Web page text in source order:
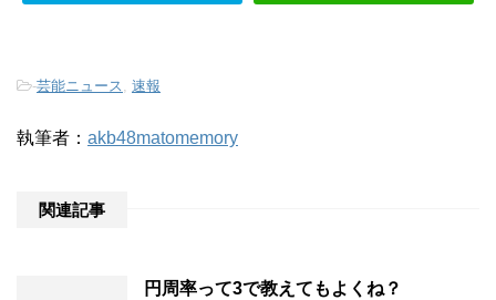
-芸能ニュース, 速報
執筆者： akb48matomemory
関連記事
円周率って3で教えてもよくね？